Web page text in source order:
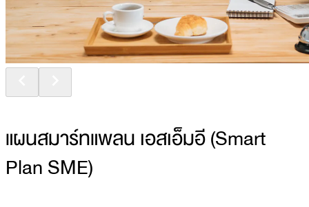
แผนสมาร์ทแพลน เอสเอ็มอี (Smart
Plan SME)